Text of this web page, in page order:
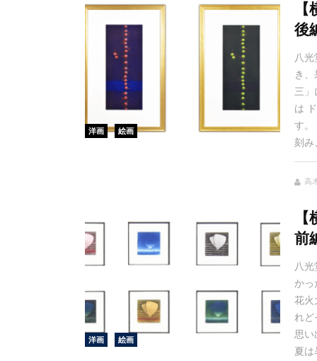
洋画 絵画
後
八
き
三」
は
す。
刻み
高
洋画 絵画
前
八
かっ
花火
れど
思い
夏は